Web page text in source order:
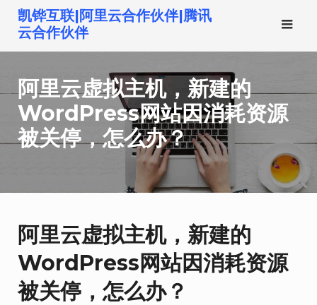
到
凯铧互联|阿里云合作伙伴|腾讯
云合作伙伴
阿里云虚拟主机，新建的
WordPress网站因消耗资源
被关停，怎么办？
阿里云虚拟主机，新建的
WordPress网站因消耗资源
被关停，怎么办？